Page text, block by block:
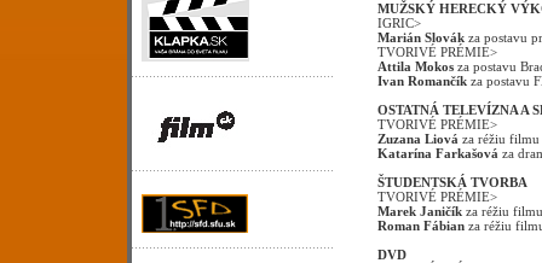
MUŽSKÝ HERECKÝ
IGRIC>
Marián Slovák za postavu
TVORIVÉ PRÉMIE>
Attila Mokos za postavu
Ivan Romančík za postavu
OSTATNÁ TELEVÍZNA A
TVORIVÉ PRÉMIE>
Zuzana Liová za réžiu
Katarína Farkašová za
ŠTUDENTSKÁ TVORBA
TVORIVÉ PRÉMIE>
Marek Janičík za réžiu
Roman Fábian za réžiu
DVD